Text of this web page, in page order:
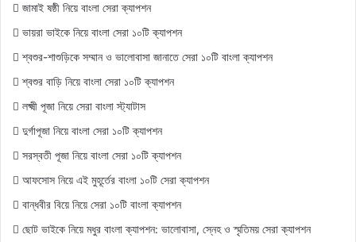
জামাই ষষ্ঠী নিয়ে বাংলা সেরা ক্যাপশন
ভায়রা ভাইকে নিয়ে বাংলা সেরা ১০টি ক্যাপশন
শ্বশুর-শাশুড়িকে সম্মান ও ভালোবাসা জানাতে সেরা ১০টি বাংলা ক্যাপশন
শ্বশুর বাড়ি নিয়ে বাংলা সেরা ১০টি ক্যাপশন
লক্ষ্মী পূজা নিয়ে সেরা বাংলা স্ট্যাটাস
দুর্গাপূজা নিয়ে বাংলা সেরা ১০টি ক্যাপশন
সরস্বতী পূজা নিয়ে বাংলা সেরা ১০টি ক্যাপশন
আফসোস নিয়ে এই মুহূর্তের বাংলা ১০টি সেরা ক্যাপশন
বান্ধবীর বিয়ে নিয়ে সেরা ১০টি বাংলা ক্যাপশন
ছোট ভাইকে নিয়ে মধুর বাংলা ক্যাপশন: ভালোবাসা, স্নেহ ও স্মৃতিময় সেরা ক্যাপশন